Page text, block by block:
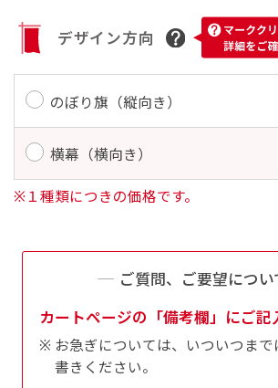
デザイン方向
のぼり旗（縦向き）
横幕（横向き）
※１種類につきの価格です。
ご質問、ご要望につい
カートページの「備考欄」にご記
お急ぎについては、いついつま
書きください。
います。レジカウンターや商品棚
す。かわいいい＆おしゃれなのぼ
ジャンボ(90x270)
遠くからでも視認しやすいジャン
駐車場などのスペースに余裕がある
4mまたは5mのポールが必要です。
います。レジカウンターや商品棚
す。かわいいい＆おしゃれなのぼ
ジャンボ(270x90)
遠くからでも視認しやすいジャン
駐車場などのスペースに余裕がある
4mまたは5mのポールが必要です。